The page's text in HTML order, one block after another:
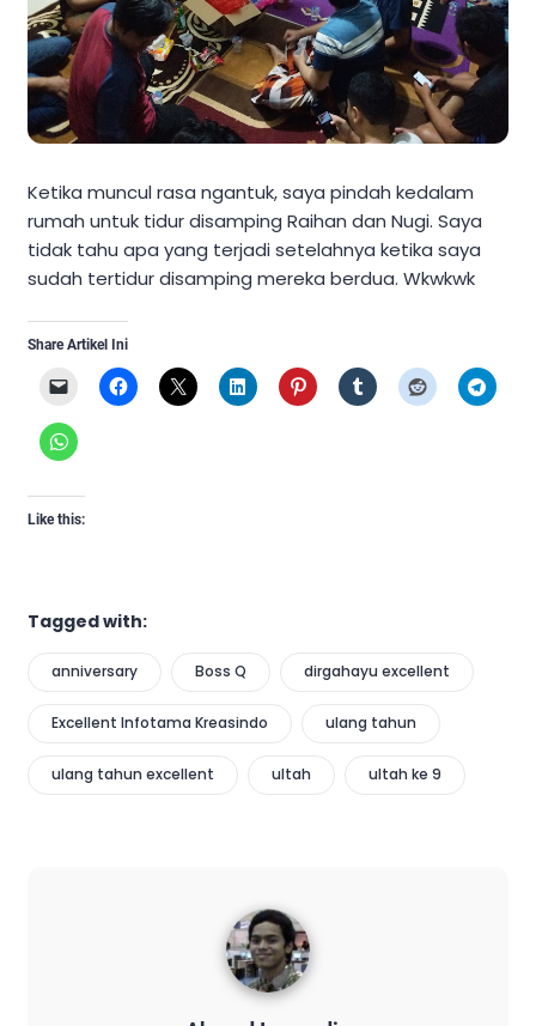
Ketika muncul rasa ngantuk, saya pindah kedalam
rumah untuk tidur disamping Raihan dan Nugi. Saya
tidak tahu apa yang terjadi setelahnya ketika saya
sudah tertidur disamping mereka berdua. Wkwkwk
Share Artikel Ini
Like this:
Tagged with:
anniversary Boss Q dirgahayu excellent
Excellent Infotama Kreasindo ulang tahun
ulang tahun excellent ultah ultah ke 9